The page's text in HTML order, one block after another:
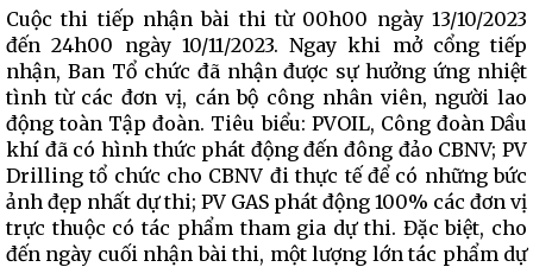
Cuộc thi tiếp nhận bài thi từ 00h00 ngày 13/10/2023
đến 24h00 ngày 10/11/2023. Ngay khi mở cổng tiếp
nhận, Ban Tổ chức đã nhận được sự hưởng ứng nhiệt
tình từ các đơn vị, cán bộ công nhân viên, người lao
động toàn Tập đoàn. Tiêu biểu: PVOIL, Công đoàn Dầu
khí đã có hình thức phát động đến đông đảo CBNV; PV
Drilling tổ chức cho CBNV đi thực tế để có những bức
ảnh đẹp nhất dự thi; PV GAS phát động 100% các đơn vị
trực thuộc có tác phẩm tham gia dự thi. Đặc biệt, cho
đến ngày cuối nhận bài thi, một lượng lớn tác phẩm dự